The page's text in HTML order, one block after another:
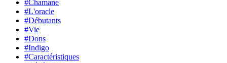
#Chamane
#L'oracle
#Débutants
#Vie
#Dons
#Indigo
#Caractéristiques